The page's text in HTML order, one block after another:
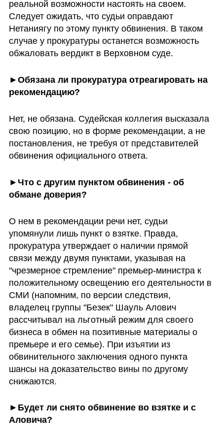
реальной возможности настоять на своем.
Следует ожидать, что судьи оправдают
Нетаниягу по этому пункту обвинения. В таком
случае у прокуратуры останется возможность
обжаловать вердикт в Верховном суде.
► Обязана ли прокуратура отреагировать на
рекомендацию?
Нет, не обязана. Судейская коллегия высказала
свою позицию, но в форме рекомендации, а не
постановления, не требуя от представителей
обвинения официального ответа.
► Что с другим пунктом обвинения - об
обмане доверия?
О нем в рекомендации речи нет, судьи
упомянули лишь пункт о взятке. Правда,
прокуратура утверждает о наличии прямой
связи между двумя пунктами, указывая на
"чрезмерное стремление" премьер-министра к
положительному освещению его деятельности в
СМИ (напомним, по версии следствия,
владелец группы "Безек" Шауль Алович
рассчитывал на льготный режим для своего
бизнеса в обмен на позитивные материалы о
премьере и его семье). При изъятии из
обвинительного заключения одного пункта
шансы на доказательство вины по другому
снижаются.
► Будет ли снято обвинение во взятке и с
Аловича?